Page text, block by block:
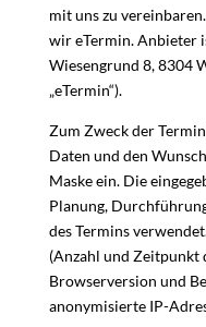
mit uns zu
wir eTermin. Anbieter
Wiesengrund 8, 8304
„eTermin“).
Zum Zweck der
Daten und den
Maske ein. Die
Planung,
des Termins
(Anzahl und Zeitpunkt
Browserversion und
anonymisierte IP-